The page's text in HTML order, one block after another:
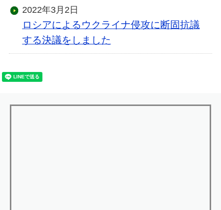
2022年3月2日
ロシアによるウクライナ侵攻に断固抗議
する決議をしました